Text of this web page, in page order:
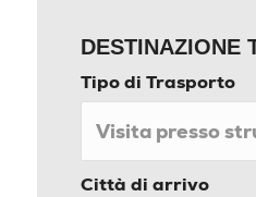
DESTINAZIONE
Tipo di Trasporto
Città di arrivo